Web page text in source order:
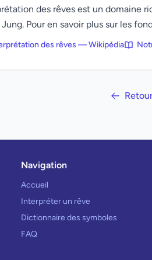
des rêves est un domaine
Pour en savoir plus sur les
des rêves — Wikipédia
Navigation
Accueil
Interpréter un rêve
Dictionnaire des symboles
FAQ